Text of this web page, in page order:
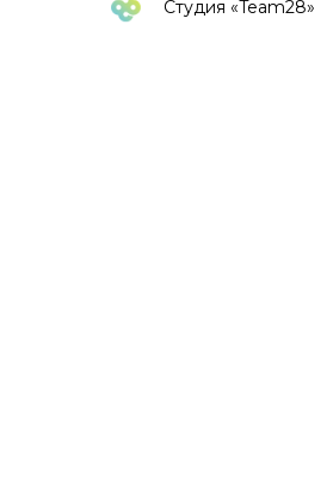
Студия «Team28»